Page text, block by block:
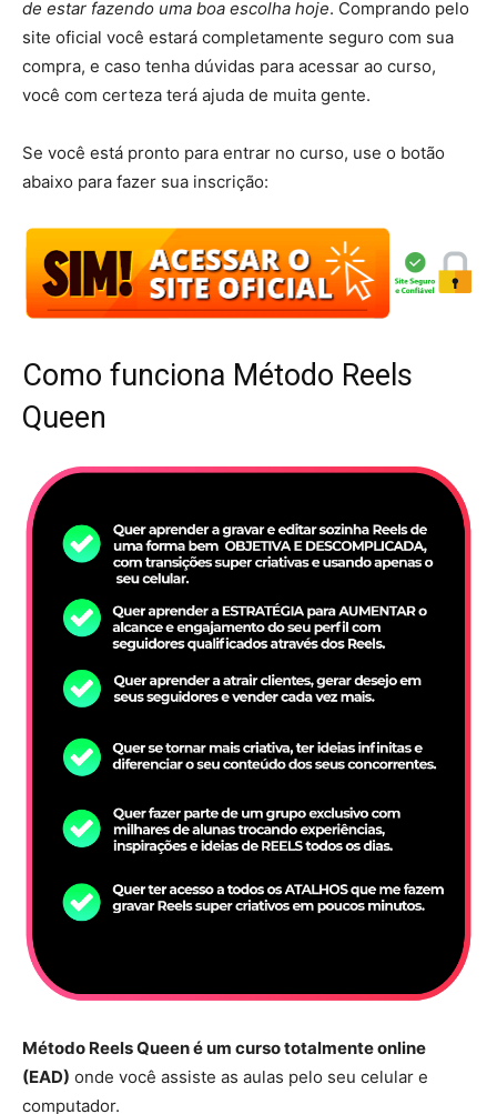
de estar fazendo uma boa escolha hoje. Comprando pelo
site oficial você estará completamente seguro com sua
compra, e caso tenha dúvidas para acessar ao curso,
você com certeza terá ajuda de muita gente.
Se você está pronto para entrar no curso, use o botão
abaixo para fazer sua inscrição:
Como funciona Método Reels
Queen
Método Reels Queen é um curso totalmente online
(EAD) onde você assiste as aulas pelo seu celular e
computador.